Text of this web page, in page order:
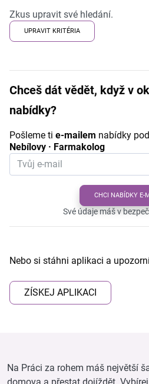
Zkus upravit své hledání.
UPRAVIT KRITÉRIA
Chceš dát vědět, když v
nabídky?
Pošleme ti e-mailem nabídky
Nebílovy · Farmakolog
CHCI NABÍDKY E-
Své údaje máš v
Nebo si stáhni aplikaci a
ZÍSKEJ APLIKACI
Na Práci za rohem máš největší
domova a přestat dojíždět.